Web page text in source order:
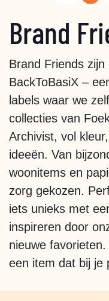
Brand
Brand Friends
BackToBasiX –
labels waar we
collecties van
Archivist, vol
ideeën. Van
woonitems en
zorg gekozen.
iets unieks met
inspireren door
nieuwe
een item dat bij je